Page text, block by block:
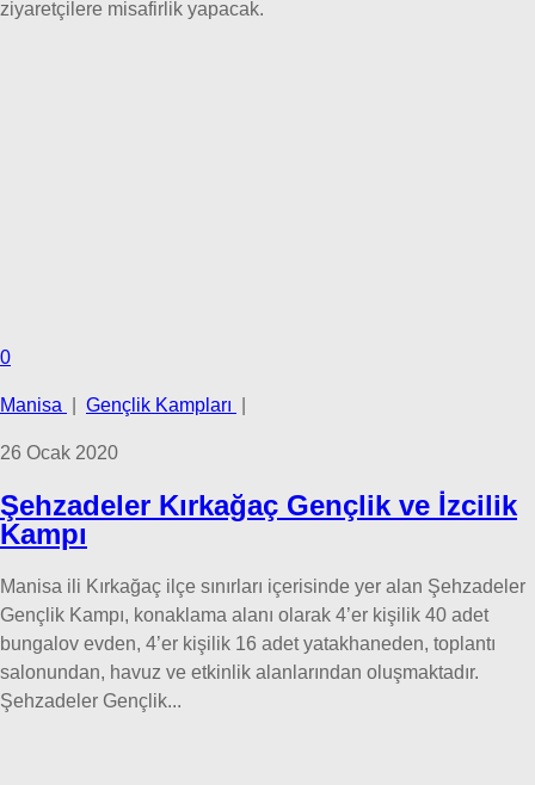
ziyaretçilere misafirlik yapacak.
0
Manisa Gençlik Kampları
26 Ocak 2020
Şehzadeler Kırkağaç Gençlik ve İzcilik
Kampı
Manisa ili Kırkağaç ilçe sınırları içerisinde yer alan Şehzadeler
Gençlik Kampı, konaklama alanı olarak 4’er kişilik 40 adet
bungalov evden, 4’er kişilik 16 adet yatakhaneden, toplantı
salonundan, havuz ve etkinlik alanlarından oluşmaktadır.
Şehzadeler Gençlik...